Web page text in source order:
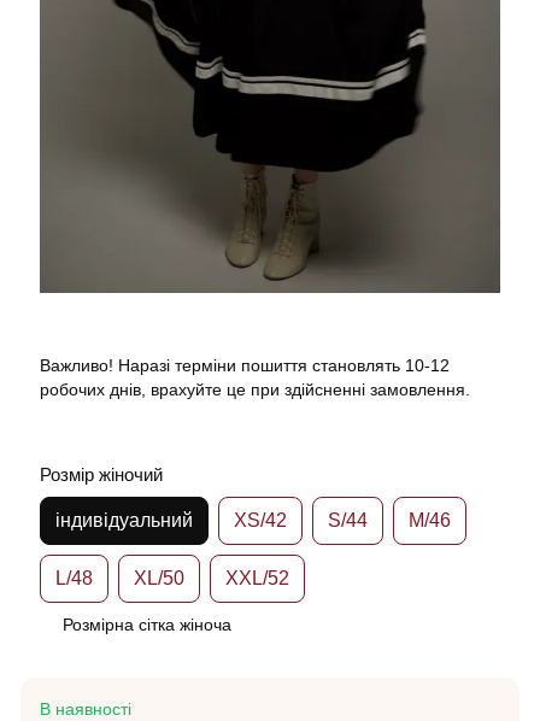
Важливо! Наразі терміни пошиття становлять 10-12
робочих днів, врахуйте це при здійсненні замовлення.
Розмір жіночий
індивідуальний XS/42 S/44 M/46
L/48 XL/50 XXL/52
Розмірна сітка жіноча
В наявності